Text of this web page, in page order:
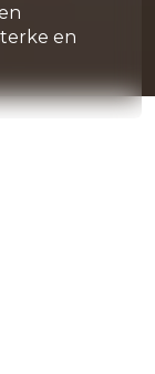
en